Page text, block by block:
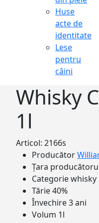
Huse
acte de
identitate
Lese
pentru
câini
Whisky
1l
Articol: 2166s
Producător
Țara
Categorie whisky
Tărie40%
Învechire3 ani
Volum 1l